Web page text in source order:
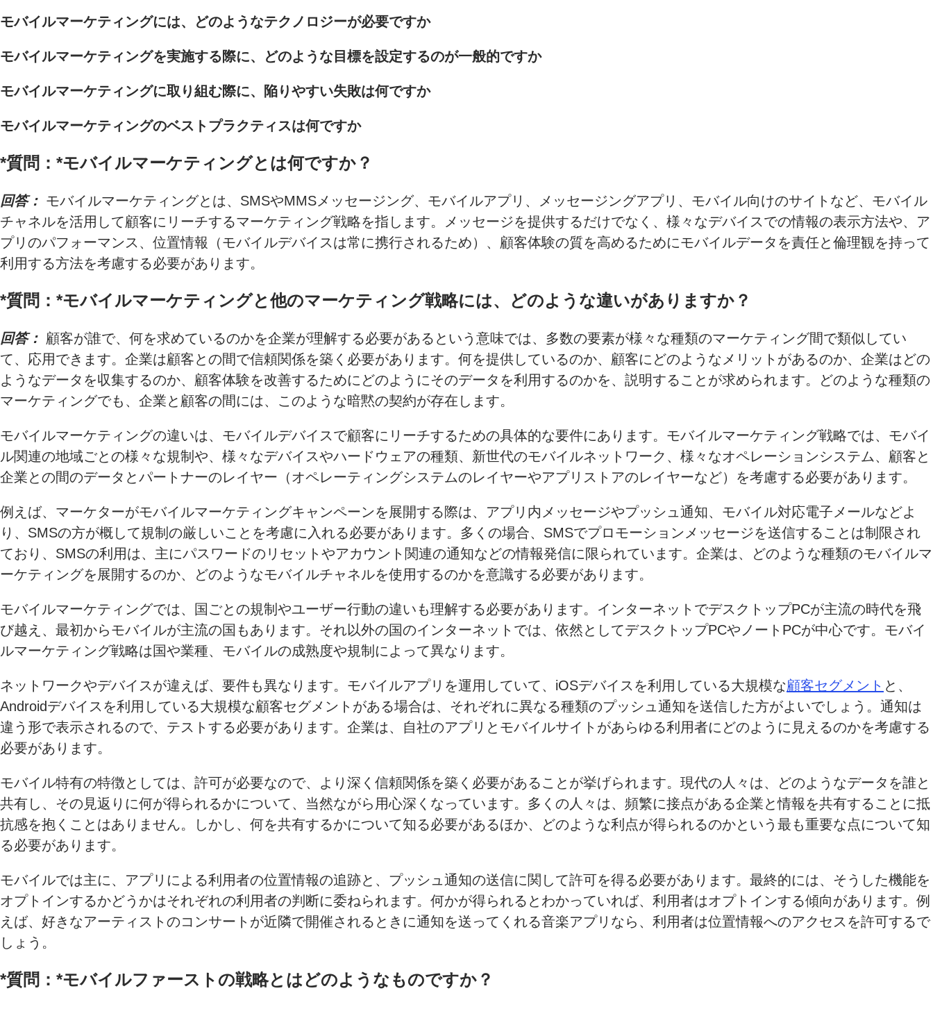
モバイルマーケティングには、どのようなテクノロジーが必要ですか
モバイルマーケティングを実施する際に、どのような目標を設定するのが一般的ですか
モバイルマーケティングに取り組む際に、陥りやすい失敗は何ですか
モバイルマーケティングのベストプラクティスは何ですか
*質問：*モバイルマーケティングとは何ですか ？
回答： モバイルマーケティングとは、SMSやMMSメッセージング、モバイルアプリ、メッセージングアプリ、モバイル向けのサイトなど、モバイル
チャネルを活用して顧客にリーチするマーケティング戦略を指します。メッセージを提供するだけでなく、様々なデバイスでの情報の表示方法や、ア
プリのパフォーマンス、位置情報（モバイルデバイスは常に携行されるため）、顧客体験の質を高めるためにモバイルデータを責任と倫理観を持って
利用する方法を考慮する必要があります。
*質問：*モバイルマーケティングと他のマーケティング戦略には、どのような違いがありますか ？
回答： 顧客が誰で、何を求めているのかを企業が理解する必要があるという意味では、多数の要素が様々な種類のマーケティング間で類似してい
て、応用できます。企業は顧客との間で信頼関係を築く必要があります。何を提供しているのか、顧客にどのようなメリットがあるのか、企業はどの
ようなデータを収集するのか、顧客体験を改善するためにどのようにそのデータを利用するのかを、説明することが求められます。どのような種類の
マーケティングでも、企業と顧客の間には、このような暗黙の契約が存在します。
モバイルマーケティングの違いは、モバイルデバイスで顧客にリーチするための具体的な要件にあります。モバイルマーケティング戦略では、モバイ
ル関連の地域ごとの様々な規制や、様々なデバイスやハードウェアの種類、新世代のモバイルネットワーク、様々なオペレーションシステム、顧客と
企業との間のデータとパートナーのレイヤー（オペレーティングシステムのレイヤーやアプリストアのレイヤーなど）を考慮する必要があります。
例えば、マーケターがモバイルマーケティングキャンペーンを展開する際は、アプリ内メッセージやプッシュ通知、モバイル対応電子メールなどよ
り、SMSの方が概して規制の厳しいことを考慮に入れる必要があります。多くの場合、SMSでプロモーションメッセージを送信することは制限され
ており、SMSの利用は、主にパスワードのリセットやアカウント関連の通知などの情報発信に限られています。企業は、どのような種類のモバイルマ
ーケティングを展開するのか、どのようなモバイルチャネルを使用するのかを意識する必要があります。
モバイルマーケティングでは、国ごとの規制やユーザー行動の違いも理解する必要があります。インターネットでデスクトップPCが主流の時代を飛
び越え、最初からモバイルが主流の国もあります。それ以外の国のインターネットでは、依然としてデスクトップPCやノートPCが中心です。モバイ
ルマーケティング戦略は国や業種、モバイルの成熟度や規制によって異なります。
ネットワークやデバイスが違えば、要件も異なります。モバイルアプリを運用していて、iOSデバイスを利用している大規模な顧客セグメント と、
Androidデバイスを利用している大規模な顧客セグメントがある場合は、それぞれに異なる種類のプッシュ通知を送信した方がよいでしょう。通知は
違う形で表示されるので、テストする必要があります。企業は、自社のアプリとモバイルサイトがあらゆる利用者にどのように見えるのかを考慮する
必要があります。
モバイル特有の特徴としては、許可が必要なので、より深く信頼関係を築く必要があることが挙げられます。現代の人々は、どのようなデータを誰と
共有し、その見返りに何が得られるかについて、当然ながら用心深くなっています。多くの人々は、頻繁に接点がある企業と情報を共有することに抵
抗感を抱くことはありません。しかし、何を共有するかについて知る必要があるほか、どのような利点が得られるのかという最も重要な点について知
る必要があります。
モバイルでは主に、アプリによる利用者の位置情報の追跡と、プッシュ通知の送信に関して許可を得る必要があります。最終的には、そうした機能を
オプトインするかどうかはそれぞれの利用者の判断に委ねられます。何かが得られるとわかっていれば、利用者はオプトインする傾向があります。例
えば、好きなアーティストのコンサートが近隣で開催されるときに通知を送ってくれる音楽アプリなら、利用者は位置情報へのアクセスを許可するで
しょう。
*質問：*モバイルファーストの戦略とはどのようなものですか ？